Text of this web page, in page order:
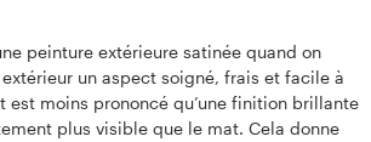
peinture extérieure satinée quand on
un aspect soigné, frais et facile à
est moins prononcé qu’une finition brillante
plus visible que le mat. Cela donne